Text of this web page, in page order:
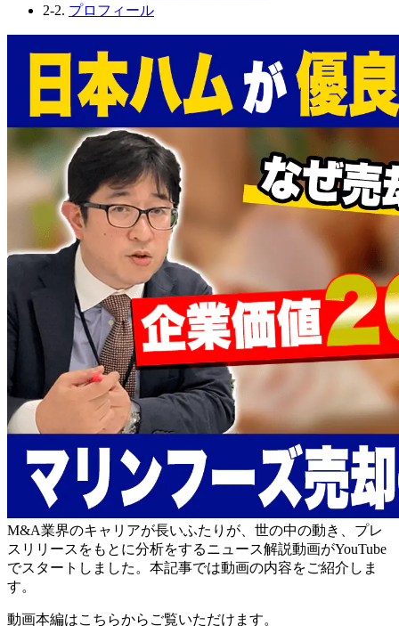
2-2. プロフィール
M&A業界のキャリアが長いふたりが、世の中の動き、プレ
スリリースをもとに分析をするニュース解説動画がYouTube
でスタートしました。本記事では動画の内容をご紹介しま
す。
動画本編はこちらからご覧いただけます。